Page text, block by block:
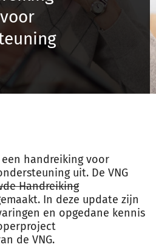
Inloggen
een handreiking voor
uit. De VNG
Handreiking
In deze update zijn
en opgedane kennis
de VNG.